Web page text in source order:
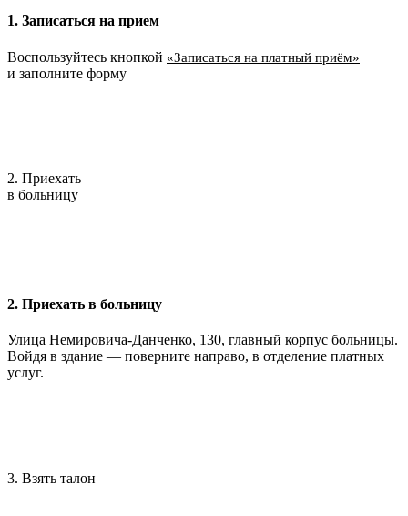
1. Записаться на прием
Воспользуйтесь кнопкой «Записаться на платный приём»
и заполните форму
2. Приехать
в больницу
2. Приехать в больницу
Улица Немировича-Данченко, 130, главный корпус больницы.
Войдя в здание — поверните направо, в отделение платных
услуг.
3. Взять талон